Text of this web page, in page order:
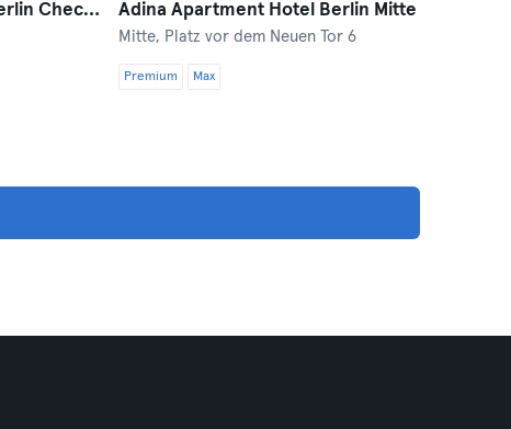
Adina Apartment Hotel Berlin Checkpoint Charlie Adina Apartment Hotel Berlin Mitte
Mitte, Platz vor dem Neuen Tor 6
Premium Max